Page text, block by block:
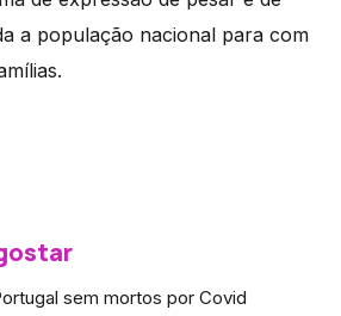
a população nacional para com
sem mortos por Covid